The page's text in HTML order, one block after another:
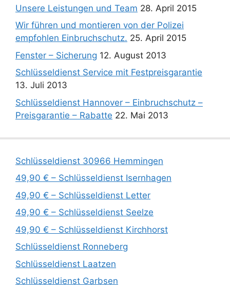
Unsere Leistungen und Team 28. April 2015
Wir führen und montieren von der Polizei
empfohlen Einbruchschutz. 25. April 2015
Fenster – Sicherung 12. August 2013
Schlüsseldienst Service mit Festpreisgarantie
13. Juli 2013
Schlüsseldienst Hannover – Einbruchschutz –
Preisgarantie – Rabatte 22. Mai 2013
Schlüsseldienst 30966 Hemmingen
49,90 € – Schlüsseldienst Isernhagen
49,90 € – Schlüsseldienst Letter
49,90 € – Schlüsseldienst Seelze
49,90 € – Schlüsseldienst Kirchhorst
Schlüsseldienst Ronneberg
Schlüsseldienst Laatzen
Schlüsseldienst Garbsen